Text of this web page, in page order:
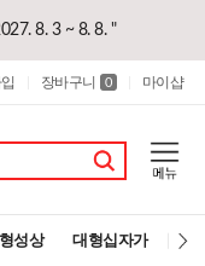
8. 3 ~ 8. 8. "
장바구니 0 마이샵
성상 대형십자가 레